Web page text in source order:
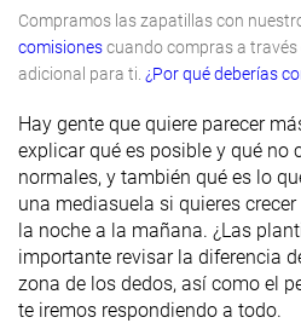
Compramos las zapatillas con
comisionescuando compras a
adicional para ti. ¿Por qué deberías
Hay gente que quiere parecer
explicar qué es posible y qué no
normales, y también qué es lo
una mediasuela si quieres
la noche a la mañana. ¿Las
importante revisar la diferencia
zona de los dedos, así como el
te iremos respondiendo a todo.